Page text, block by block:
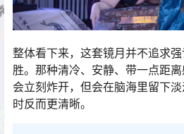
整体看下来，这套镜月并不追求
胜。那种清冷、安静、带一点距
会立刻炸开，但会在脑海里留下
时反而更清晰。